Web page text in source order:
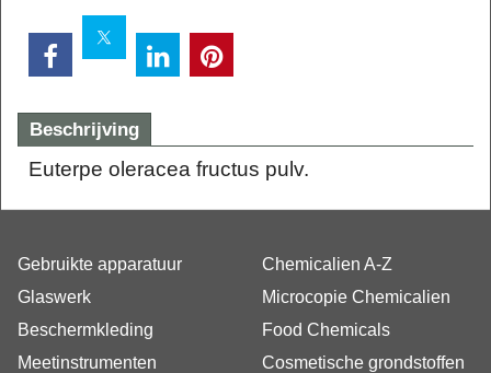
Beschrijving
Euterpe oleracea fructus pulv.
Gebruikte apparatuur
Glaswerk
Beschermkleding
Meetinstrumenten
Chemicalien A-Z
Microcopie Chemicalien
Food Chemicals
Cosmetische grondstoffen